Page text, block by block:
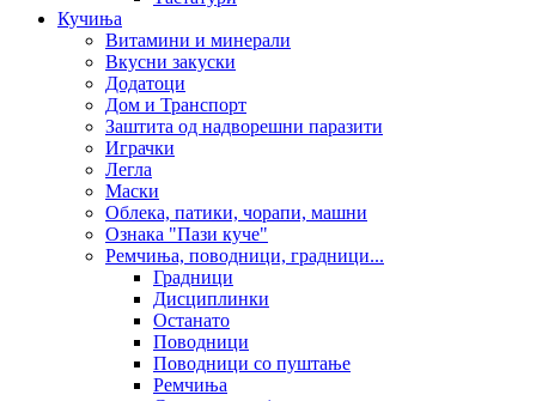
Кучиња
Витамини и минерали
Вкусни закуски
Додатоци
Дом и Транспорт
Заштита од надворешни паразити
Играчки
Легла
Маски
Облека, патики, чорапи, машни
Ознака "Пази куче"
Ремчиња, поводници, градници...
Градници
Дисциплинки
Останато
Поводници
Поводници со пуштање
Ремчиња